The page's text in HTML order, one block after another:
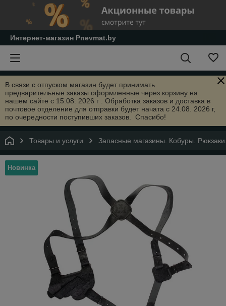
Интернет-магазин Pnevmat.by
В связи с отпуском магазин будет принимать
предварительные заказы оформленные через корзину на
нашем сайте с 15.08. 2026 г . Обработка заказов и доставка в
почтовое отделение для отправки будет начата с 24.08. 2026 г,
по очередности поступивших заказов. Спасибо!
Товары и услуги Запасные магазины. Кобуры.
Новинка